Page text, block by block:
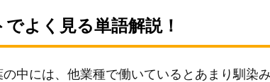
よく見る単語解説！
中には、他業種で働いているとあまり馴染